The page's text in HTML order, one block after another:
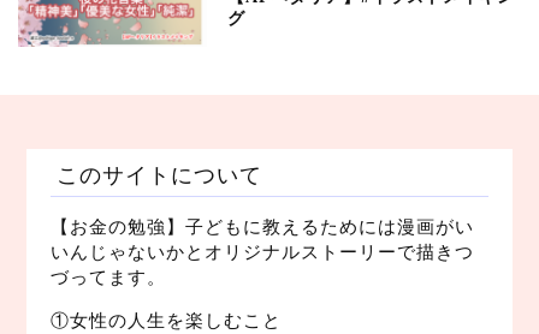
グ
このサイトについて
【お金の勉強】子どもに教えるためには漫画がい
いんじゃないかとオリジナルストーリーで描きつ
づってます。
①女性の人生を楽しむこと